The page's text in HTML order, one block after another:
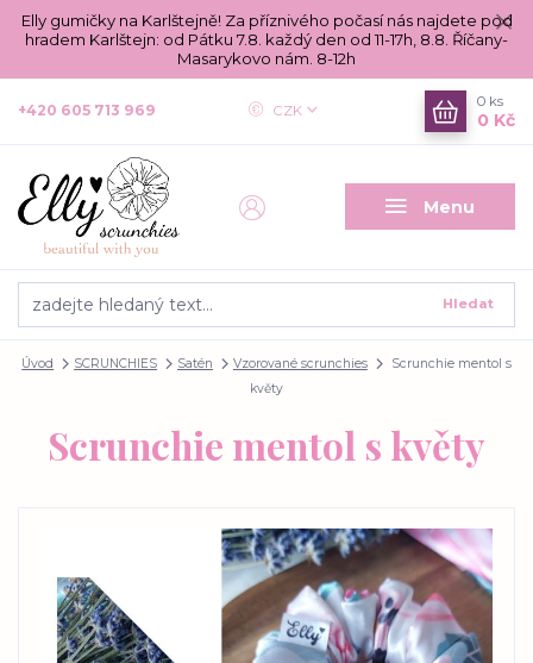
Elly gumičky na Karlštejně! Za příznivého počasí nás najdete pod
hradem Karlštejn: od Pátku 7.8. každý den od 11-17h, 8.8. Říčany-
Masarykovo nám. 8-12h
Menu
CZK
Hledat
+420 605 713 969
0 ks
0 Kč
Úvod SCRUNCHIES Satén Vzorované scrunchies
Scrunchie mentol s
květy
Scrunchie mentol s květy